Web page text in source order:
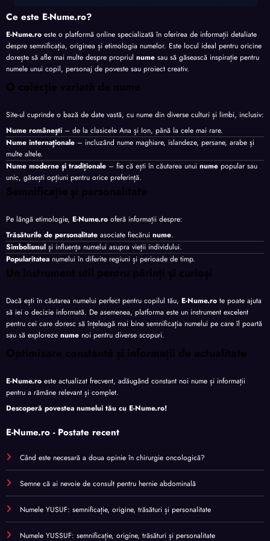
Ce este E-Nume.ro?
E-Nume.ro este o platformă online specializată în oferirea de informații detaliate
despre semnificația, originea și etimologia numelor. Este locul ideal pentru oricine
dorește să afle mai multe despre propriul nume sau să găsească inspirație pentru
numele unui copil, personaj de poveste sau proiect creativ.
O colecție variată de nume
Site-ul cuprinde o bază de date vastă, cu nume din diverse culturi și limbi, inclusiv:
Nume românești – de la clasicele Ana și Ion, până la cele mai rare.
Nume internaționale – incluzând nume maghiare, islandeze, persane, arabe și
multe altele.
Nume moderne și tradiționale – fie că ești în căutarea unui nume popular sau
unic, găsești opțiuni pentru orice preferință.
Semnificație și personalitate
Pe lângă etimologie, E-Nume.ro oferă informații despre:
Trăsăturile de personalitate asociate fiecărui nume.
Simbolismul și influența numelui asupra vieții individului.
Popularitatea numelui în diferite regiuni și perioade de timp.
Un instrument util pentru părinți și curioși
Dacă ești în căutarea numelui perfect pentru copilul tău, E-Nume.ro te poate ajuta
să iei o decizie informată. De asemenea, platforma este un instrument excelent
pentru cei care doresc să înțeleagă mai bine semnificația numelui pe care îl poartă
sau să exploreze nume noi pentru diverse scopuri.
Optimizare constantă și informații de actualitate
E-Nume.ro este actualizat frecvent, adăugând constant noi nume și informații
pentru a rămâne relevant și complet.
Descoperă povestea numelui tău cu E-Nume.ro!
E-Nume.ro - Postate recent
Când este necesară a doua opinie în chirurgie oncologică?
Semne că ai nevoie de consult pentru hernie abdominală
Numele YUSUF: semnificație, origine, trăsături și personalitate
Numele YUSSUF: semnificație, origine, trăsături și personalitate